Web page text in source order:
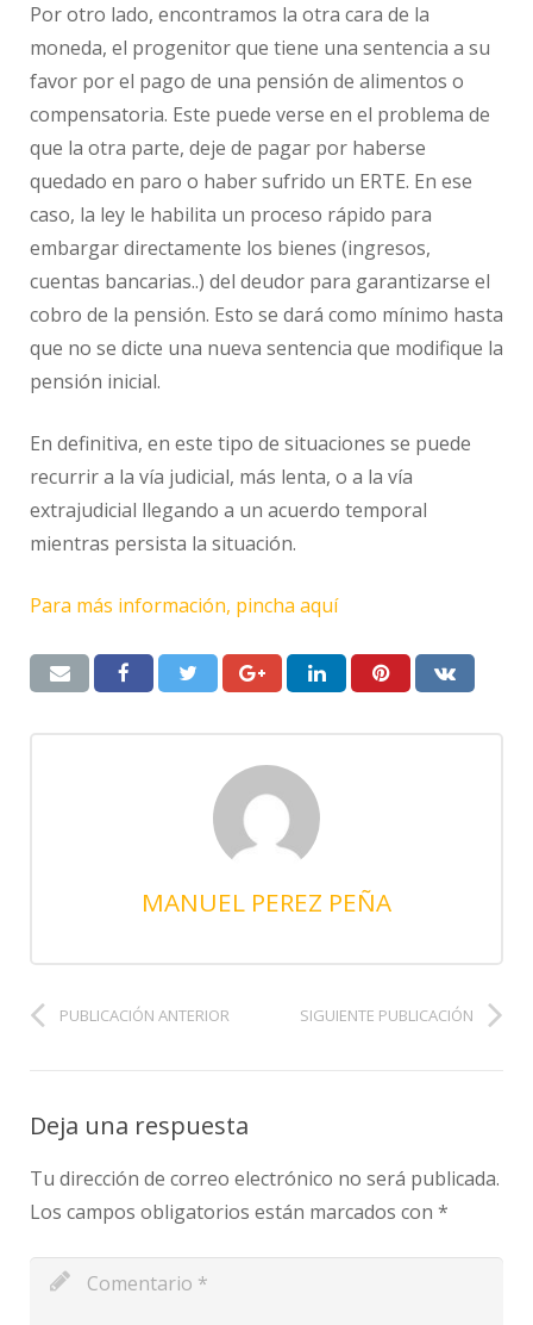
Por otro lado, encontramos la otra cara de la
moneda, el progenitor que tiene una sentencia a su
favor por el pago de una pensión de alimentos o
compensatoria. Este puede verse en el problema de
que la otra parte, deje de pagar por haberse
quedado en paro o haber sufrido un ERTE. En ese
caso, la ley le habilita un proceso rápido para
embargar directamente los bienes (ingresos,
cuentas bancarias..) del deudor para garantizarse el
cobro de la pensión. Esto se dará como mínimo hasta
que no se dicte una nueva sentencia que modifique la
pensión inicial.
En definitiva, en este tipo de situaciones se puede
recurrir a la vía judicial, más lenta, o a la vía
extrajudicial llegando a un acuerdo temporal
mientras persista la situación.
Para más información, pincha aquí
MANUEL PEREZ PEÑA
PUBLICACIÓN ANTERIOR SIGUIENTE PUBLICACIÓN
Deja una respuesta
Tu dirección de correo electrónico no será publicada.
Los campos obligatorios están marcados con *